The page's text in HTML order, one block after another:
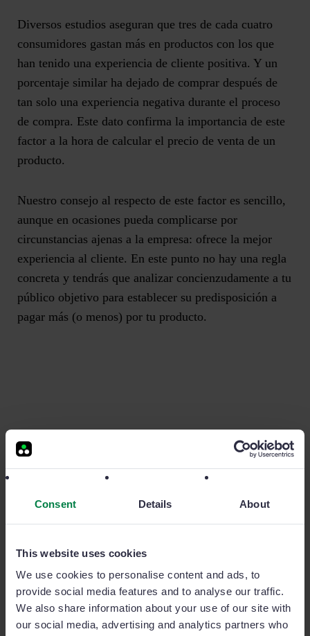
Consent Details About
This website uses cookies
We use cookies to personalise content and ads, to
provide social media features and to analyse our traffic.
We also share information about your use of our site with
our social media, advertising and analytics partners who
Diversos estudios aseguran que tres de cada cuatro
consumidores gastan más en productos con los que
han tenido una experiencia de cliente positiva. Y un
porcentaje similar ha dejado de comprar después de
tan solo una experiencia negativa durante el proceso
de compra. Este dato confirma la importancia de este
factor a la hora de calcular el precio de venta de un
producto.
Nuestro consejo al respecto de este factor es sencillo,
aunque en ocasiones pueda complicarse por
circunstancias ajenas a la empresa: ofrece la mejor
experiencia al cliente. En este punto no hay una regla
concreta y tendrás que analizar concienzudamente a tu
público objetivo para establecer su predisposición a
pagar más (o menos) por tu producto.
¿Tu producto es estacional?
Hay sectores cuyos productos se venden más en
determinados momentos del año como, por ejemplo,